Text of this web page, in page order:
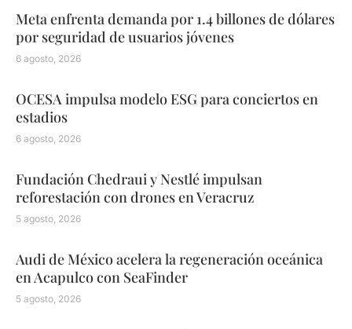
Meta enfrenta demanda por 1.4 billones de dólares
por seguridad de usuarios jóvenes
6 agosto, 2026
OCESA impulsa modelo ESG para conciertos en
estadios
6 agosto, 2026
Fundación Chedraui y Nestlé impulsan
reforestación con drones en Veracruz
5 agosto, 2026
Audi de México acelera la regeneración oceánica
en Acapulco con SeaFinder
5 agosto, 2026